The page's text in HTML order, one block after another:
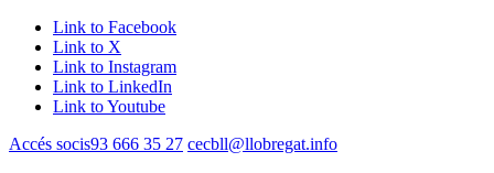
Link to Facebook
Link to X
Link to Instagram
Link to LinkedIn
Link to Youtube
Accés socis93 666 35 27 cecbll@llobregat.info